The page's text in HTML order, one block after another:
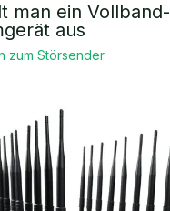
man ein Vollband-
aus
zum Störsender